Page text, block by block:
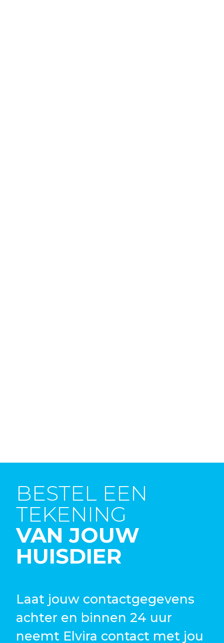
BESTEL EEN
TEKENING
VAN JOUW
HUISDIER
Laat jouw contactgegevens
achter en binnen 24 uur
neemt Elvira contact met jou